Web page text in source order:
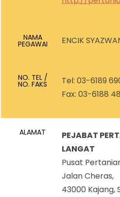
NAMA
PEGAWAI ENCIK
NO. TEL /
NO. FAKS
Tel: 03-6189
Fax: 03-6188
ALAMAT
PEJABAT
LANGAT
Pusat
Jalan Cheras,
43000 Kajang,